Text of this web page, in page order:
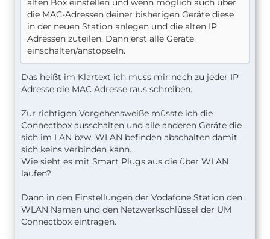
alten Box einstellen und wenn möglich auch über
die MAC-Adressen deiner bisherigen Geräte diese
in der neuen Station anlegen und die alten IP
Adressen zuteilen. Dann erst alle Geräte
einschalten/anstöpseln.
Das heißt im Klartext ich muss mir noch zu jeder IP
Adresse die MAC Adresse raus schreiben.
Zur richtigen Vorgehensweiße müsste ich die
Connectbox ausschalten und alle anderen Geräte die
sich im LAN bzw. WLAN befinden abschalten damit
sich keins verbinden kann.
Wie sieht es mit Smart Plugs aus die über WLAN
laufen?
Dann in den Einstellungen der Vodafone Station den
WLAN Namen und den Netzwerkschlüssel der UM
Connectbox eintragen.